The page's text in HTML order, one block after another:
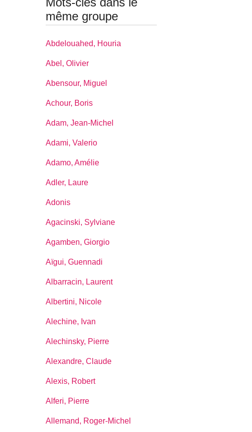
même groupe
Abdelouahed, Houria
Abel, Olivier
Abensour, Miguel
Achour, Boris
Adam, Jean-Michel
Adami, Valerio
Adamo, Amélie
Adler, Laure
Adonis
Agacinski, Sylviane
Agamben, Giorgio
Aïgui, Guennadi
Albarracin, Laurent
Albertini, Nicole
Alechine, Ivan
Alechinsky, Pierre
Alexandre, Claude
Alexis, Robert
Alferi, Pierre
Allemand, Roger-Michel